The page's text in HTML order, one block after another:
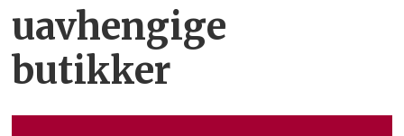
uavhengige
butikker